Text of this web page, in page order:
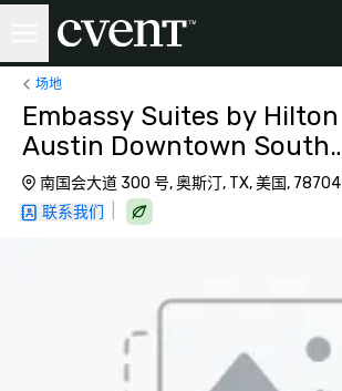
场地
Embassy Suites by Hilton
Austin Downtown South
Congress
南国会大道 300 号, 奥斯汀, TX, 美国, 78704
联系我们